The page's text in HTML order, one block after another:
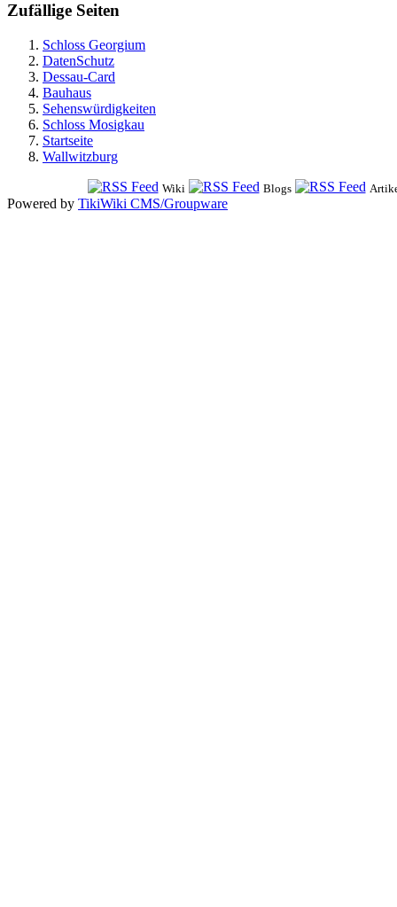
Zufällige Seiten
Schloss Georgium
DatenSchutz
Dessau-Card
Bauhaus
Sehenswürdigkeiten
Schloss Mosigkau
Startseite
Wallwitzburg
Wiki Blogs
Powered by TikiWiki CMS/Groupware